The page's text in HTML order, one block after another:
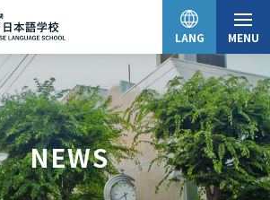
LANG MENU
日本語
English
NEWS